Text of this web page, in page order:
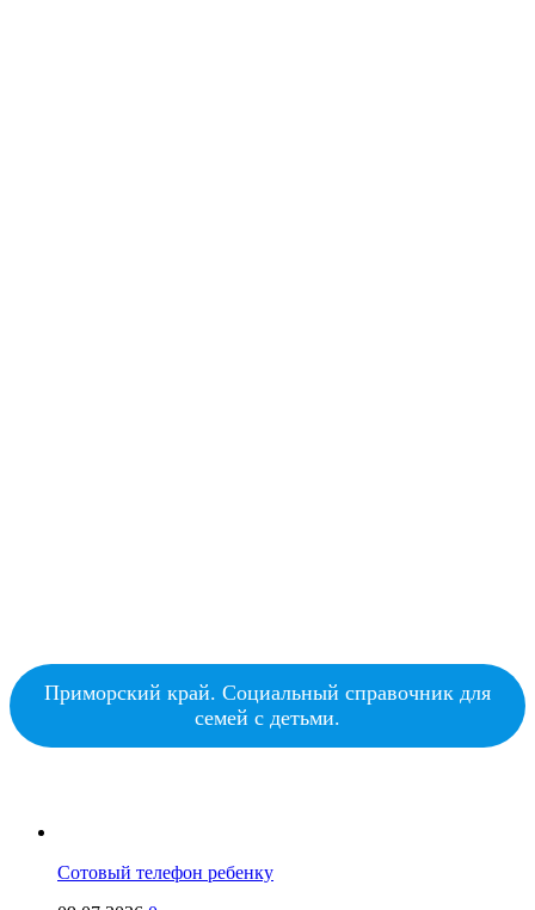
Приморский край. Социальный справочник для
семей с детьми.
Сотовый телефон ребенку